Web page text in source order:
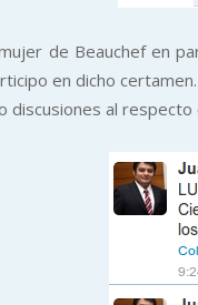
de Beauchef en
en dicho certamen.
discusiones al